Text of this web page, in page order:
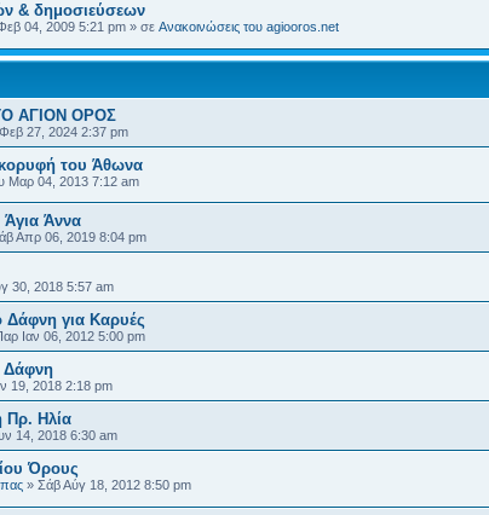
& δημοσιεύσεων
04, 2009 5:21 pm » σε Ανακοινώσεις του agiooros.net
ΑΓΙΟΝ ΟΡΟΣ
27, 2024 2:37 pm
του Άθωνα
Μαρ 04, 2013 7:12 am
Άννα
Απρ 06, 2019 8:04 pm
30, 2018 5:57 am
για Καρυές
Ιαν 06, 2012 5:00 pm
Δάφνη
19, 2018 2:18 pm
Πρ. Ηλία
14, 2018 6:30 am
Όρους
» Σάβ Αύγ 18, 2012 8:50 pm